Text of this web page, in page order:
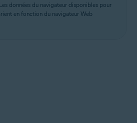
Les données du navigateur disponibles pour
en fonction du navigateur Web